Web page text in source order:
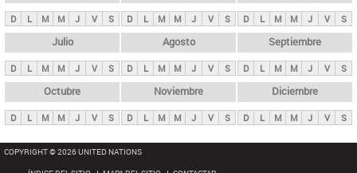
i
p
a
l
s
D L M M J V S D L M M J V S D L M M J V S
Julio
D L M M J V S
Agosto
D L M M J V S
Septiembre
D L M M J V S
Octubre
D L M M J V S
Noviembre
D L M M J V S
Diciembre
D L M M J V S
COPYRIGHT © 2026 UNITED NATIONS